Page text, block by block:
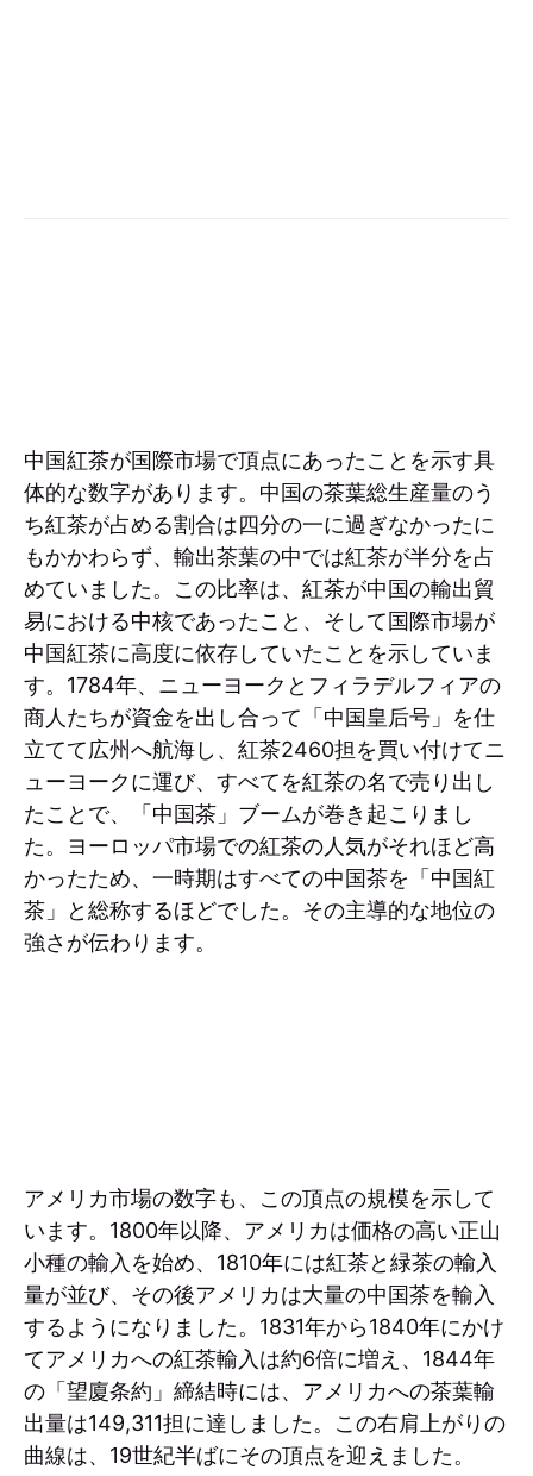
中国紅茶が国際市場で頂点にあったことを示す具
体的な数字があります。中国の茶葉総生産量のう
ち紅茶が占める割合は四分の一に過ぎなかったに
もかかわらず、輸出茶葉の中では紅茶が半分を占
めていました。この比率は、紅茶が中国の輸出貿
易における中核であったこと、そして国際市場が
中国紅茶に高度に依存していたことを示していま
す。1784年、ニューヨークとフィラデルフィアの
商人たちが資金を出し合って「中国皇后号」を仕
立てて広州へ航海し、紅茶2460担を買い付けてニ
ューヨークに運び、すべてを紅茶の名で売り出し
たことで、「中国茶」ブームが巻き起こりまし
た。ヨーロッパ市場での紅茶の人気がそれほど高
かったため、一時期はすべての中国茶を「中国紅
茶」と総称するほどでした。その主導的な地位の
強さが伝わります。
アメリカ市場の数字も、この頂点の規模を示して
います。1800年以降、アメリカは価格の高い正山
小種の輸入を始め、1810年には紅茶と緑茶の輸入
量が並び、その後アメリカは大量の中国茶を輸入
するようになりました。1831年から1840年にかけ
てアメリカへの紅茶輸入は約6倍に増え、1844年
の「望廈条約」締結時には、アメリカへの茶葉輸
出量は149,311担に達しました。この右肩上がりの
曲線は、19世紀半ばにその頂点を迎えました。